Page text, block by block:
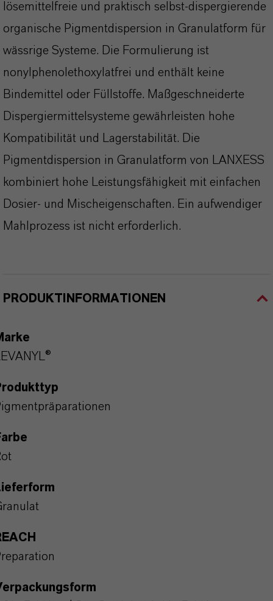
lösemittelfreie und praktisch selbst-dispergierende
organische Pigmentdispersion in Granulatform für
wässrige Systeme. Die Formulierung ist
nonylphenolethoxylatfrei und enthält keine
Bindemittel oder Füllstoffe. Maßgeschneiderte
Dispergiermittelsysteme gewährleisten hohe
Kompatibilität und Lagerstabilität. Die
Pigmentdispersion in Granulatform von LANXESS
kombiniert hohe Leistungsfähigkeit mit einfachen
Dosier- und Mischeigenschaften. Ein aufwendiger
Mahlprozess ist nicht erforderlich.
PRODUKTINFORMATIONEN